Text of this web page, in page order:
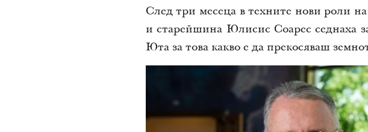
След три месеца в техните нови роли
и старейшина Юлисис Соарес седнаха
Юта за това какво е да прекосяваш